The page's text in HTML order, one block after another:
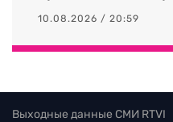
10.08.2026 / 20:59
Выходные данные СМИ RTVI